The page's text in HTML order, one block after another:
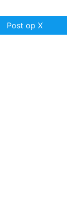
Post op X